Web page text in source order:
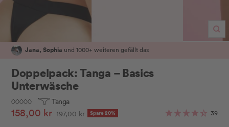
Jana, Sophia und 1000+ weiteren gefällt das
Doppelpack: Tanga – Basics
Unterwäsche
Tanga
Angebotspreis
158,00 kr Regulärer
197,00 kr Spare 20% 39